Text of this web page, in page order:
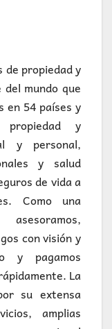
de propiedad y
mundo que
en 54 países y
propiedad y
y personal,
y salud
de vida a
Como una
con visión y
y pagamos
La
su extensa
amplias